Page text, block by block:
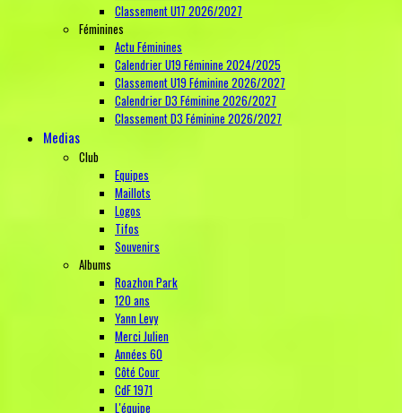
Classement U17 2026/2027
Féminines
Actu Féminines
Calendrier U19 Féminine 2024/2025
Classement U19 Féminine 2026/2027
Calendrier D3 Féminine 2026/2027
Classement D3 Féminine 2026/2027
Medias
Club
Equipes
Maillots
Logos
Tifos
Souvenirs
Albums
Roazhon Park
120 ans
Yann Levy
Merci Julien
Années 60
Côté Cour
CdF 1971
L'équipe